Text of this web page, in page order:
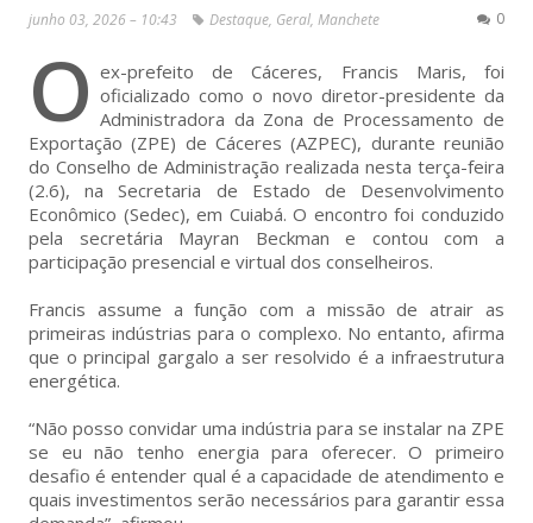
junho 03, 2026 – 10:43 Destaque, Geral, Manchete 0
O ex-prefeito de Cáceres, Francis Maris, foi
oficializado como o novo diretor-presidente da
Administradora da Zona de Processamento de
Exportação (ZPE) de Cáceres (AZPEC), durante reunião
do Conselho de Administração realizada nesta terça-feira
(2.6), na Secretaria de Estado de Desenvolvimento
Econômico (Sedec), em Cuiabá. O encontro foi conduzido
pela secretária Mayran Beckman e contou com a
participação presencial e virtual dos conselheiros.
Francis assume a função com a missão de atrair as
primeiras indústrias para o complexo. No entanto, afirma
que o principal gargalo a ser resolvido é a infraestrutura
energética.
“Não posso convidar uma indústria para se instalar na ZPE
se eu não tenho energia para oferecer. O primeiro
desafio é entender qual é a capacidade de atendimento e
quais investimentos serão necessários para garantir essa